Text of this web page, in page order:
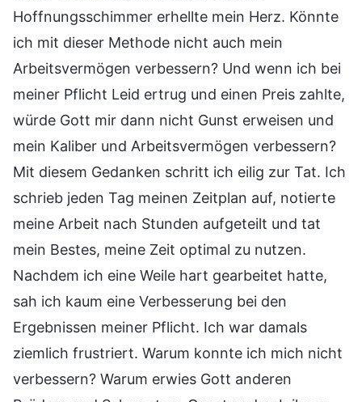
Hoffnungsschimmer erhellte mein Herz. Könnte
ich mit dieser Methode nicht auch mein
Arbeitsvermögen verbessern? Und wenn ich bei
meiner Pflicht Leid ertrug und einen Preis zahlte,
würde Gott mir dann nicht Gunst erweisen und
mein Kaliber und Arbeitsvermögen verbessern?
Mit diesem Gedanken schritt ich eilig zur Tat. Ich
schrieb jeden Tag meinen Zeitplan auf, notierte
meine Arbeit nach Stunden aufgeteilt und tat
mein Bestes, meine Zeit optimal zu nutzen.
Nachdem ich eine Weile hart gearbeitet hatte,
sah ich kaum eine Verbesserung bei den
Ergebnissen meiner Pflicht. Ich war damals
ziemlich frustriert. Warum konnte ich mich nicht
verbessern? Warum erwies Gott anderen